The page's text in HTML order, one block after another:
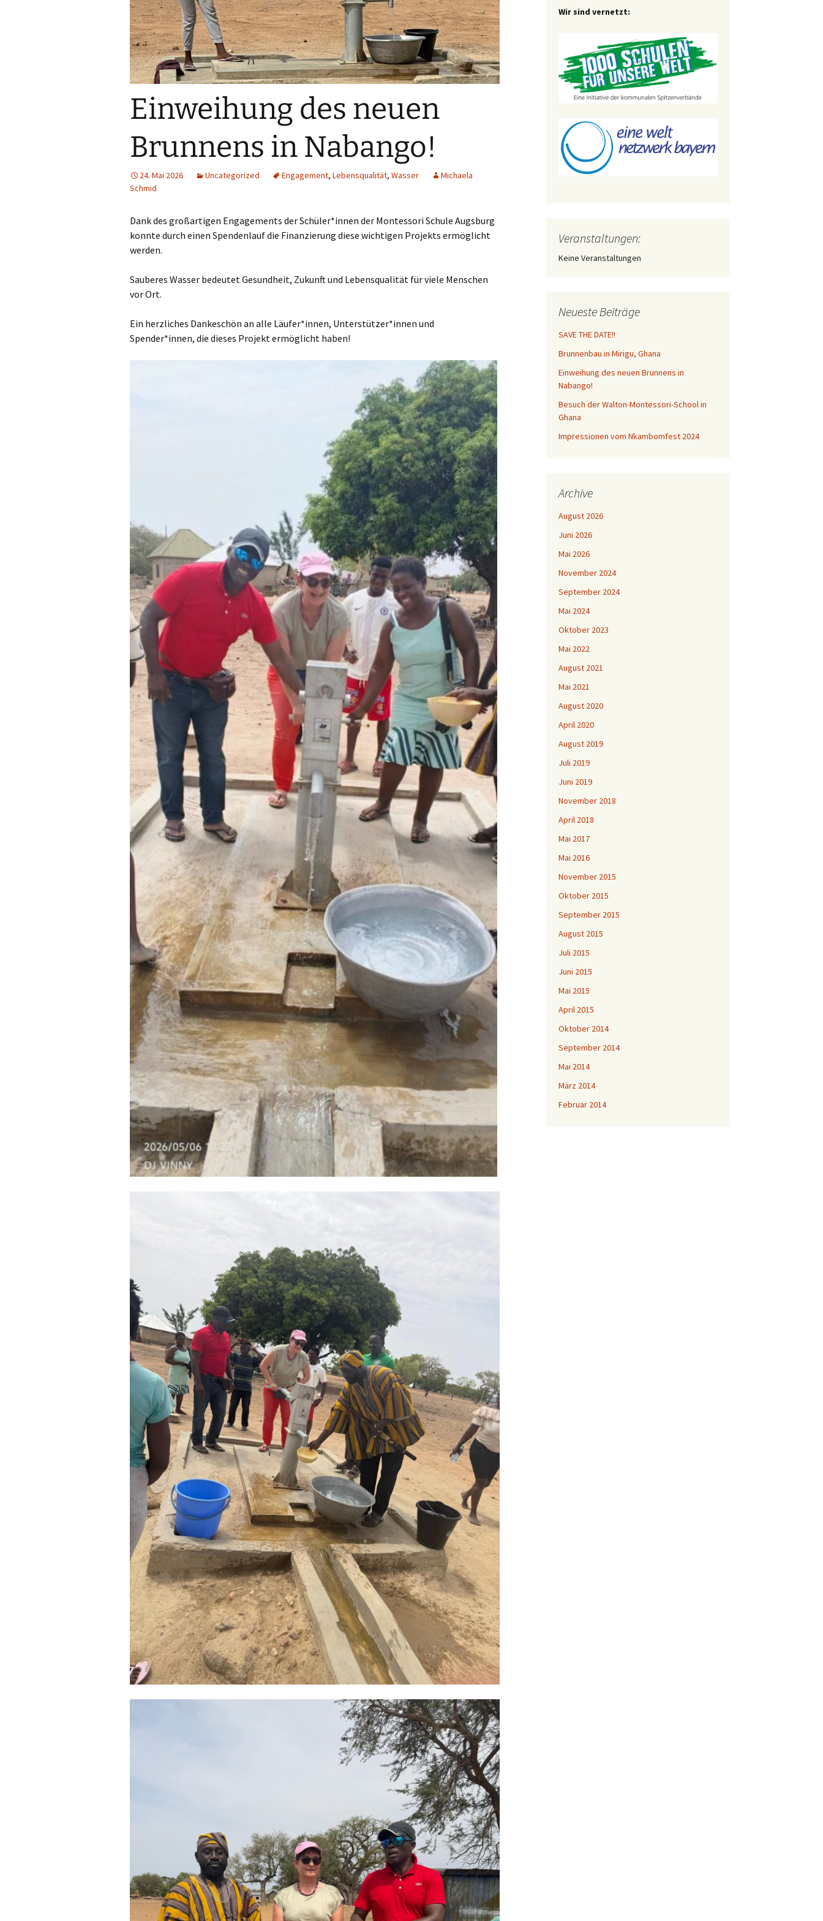
Einweihung des neuen
Brunnens in Nabango!
24. Mai 2026 Uncategorized Engagement, Lebensqualität, Wasser
Michaela
Schmid
Dank des großartigen Engagements der Schüler*innen der Montessori Schule Augsburg
konnte durch einen Spendenlauf die Finanzierung diese wichtigen Projekts ermöglicht
werden.
Sauberes Wasser bedeutet Gesundheit, Zukunft und Lebensqualität für viele Menschen
vor Ort.
Ein herzliches Dankeschön an alle Läufer*innen, Unterstützer*innen und
Spender*innen, die dieses Projekt ermöglicht haben!
Wir sind vernetzt:
Veranstaltungen:
Keine Veranstaltungen
Neueste Beiträge
SAVE THE DATE!!
Brunnenbau in Mirigu, Ghana
Einweihung des neuen Brunnens in
Nabango!
Besuch der Walton-Montessori-School in
Ghana
Impressionen vom Nkambomfest 2024
Archive
August 2026
Juni 2026
Mai 2026
November 2024
September 2024
Mai 2024
Oktober 2023
Mai 2022
August 2021
Mai 2021
August 2020
April 2020
August 2019
Juli 2019
Juni 2019
November 2018
April 2018
Mai 2017
Mai 2016
November 2015
Oktober 2015
September 2015
August 2015
Juli 2015
Juni 2015
Mai 2015
April 2015
Oktober 2014
September 2014
Mai 2014
März 2014
Februar 2014